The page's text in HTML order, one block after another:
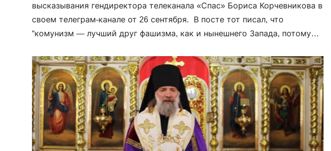
высказывания гендиректора телеканала «Спас» Бориса Корчевникова в
своем телеграм-канале от 26 сентября. В посте тот писал, что
“комунизм — лучший друг фашизма, как и нынешнего Запада, потому
мечтал Гитлер, воевавший […]